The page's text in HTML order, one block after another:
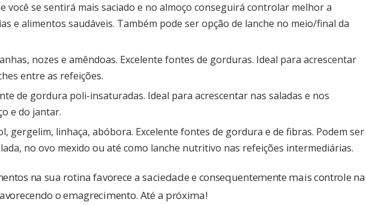
você se sentirá mais saciado e no almoço conseguirá controlar melhor a
e alimentos saudáveis. Também pode ser opção de lanche no meio/final da
nozes e amêndoas. Excelente fontes de gorduras. Ideal para acrescentar
entre as refeições.
de gordura poli-insaturadas. Ideal para acrescentar nas saladas e nos
e do jantar.
gergelim, linhaça, abóbora. Excelente fontes de gordura e de fibras. Podem ser
no ovo mexido ou até como lanche nutritivo nas refeições intermediárias.
na sua rotina favorece a saciedade e consequentemente mais controle na
o emagrecimento. Até a próxima!